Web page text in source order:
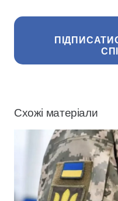
Схожі матеріали